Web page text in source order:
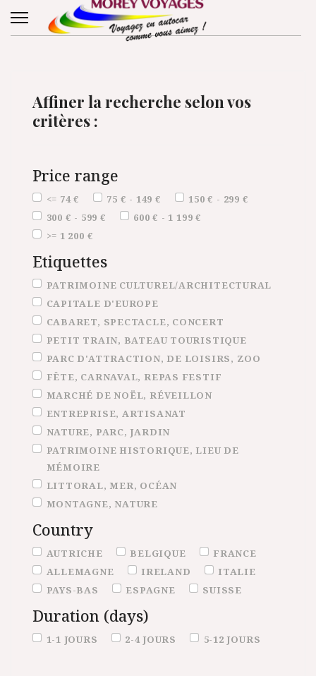
Affiner la recherche selon vos
critères :
Price range
Price range
<= 74 € 75 € - 149 €
150 € - 299 €
300 € - 599 €
600 € - 1 199 €
>= 1 200 €
Etiquettes
Etiquettes
PATRIMOINE CULTUREL/ARCHITECTURAL
CAPITALE D'EUROPE
CABARET, SPECTACLE, CONCERT
PETIT TRAIN, BATEAU TOURISTIQUE
PARC D'ATTRACTION, DE LOISIRS, ZOO
FÊTE, CARNAVAL, REPAS FESTIF
MARCHÉ DE NOËL, RÉVEILLON
ENTREPRISE, ARTISANAT
NATURE, PARC, JARDIN
PATRIMOINE HISTORIQUE, LIEU DE
MÉMOIRE
LITTORAL, MER, OCÉAN
MONTAGNE, NATURE
Country
Country
AUTRICHE BELGIQUE
FRANCE
ALLEMAGNE
IRELAND
ITALIE
PAYS-BAS
ESPAGNE SUISSE
Duration (days)
Duration (days)
1-1 JOURS 2-4 JOURS 5-12 JOURS